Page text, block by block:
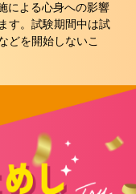
による心身への影響
す。試験期間中は試
どを開始しないこ